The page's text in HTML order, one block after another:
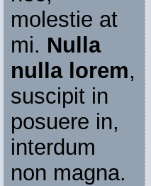
molestie at
mi. Nulla
nulla lorem,
suscipit in
posuere in,
interdum
non magna.